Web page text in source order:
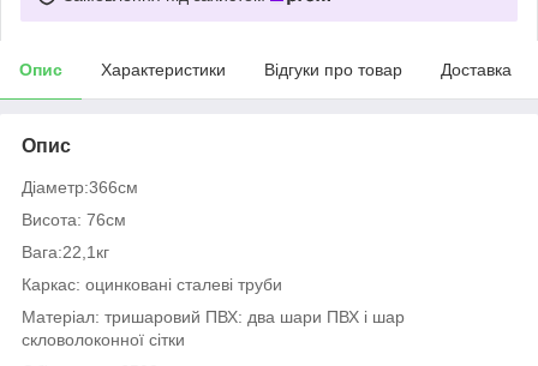
Опис Характеристики Відгуки про товар Доставка
Опис
Діаметр:366см
Висота: 76см
Вага:22,1кг
Каркас: оцинковані сталеві труби
Матеріал: тришаровий ПВХ: два шари ПВХ і шар
скловолоконної сітки